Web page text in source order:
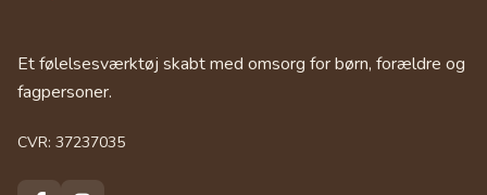
Et følelsesværktøj skabt med omsorg for børn, forældre og
fagpersoner.
CVR: 37237035